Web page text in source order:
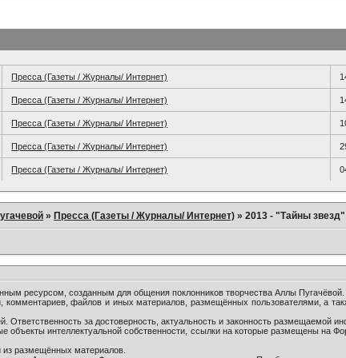
Пресса (Газеты / Журналы/ Интернет)
Пресса (Газеты / Журналы/ Интернет)
Пресса (Газеты / Журналы/ Интернет)
Пресса (Газеты / Журналы/ Интернет)
Пресса (Газеты / Журналы/ Интернет)
» Пресса (Газеты / Журналы/ Интернет) »2013 - "Тайны
ресурсом, созданным для общения поклонников творчества Аллы Пугачёвой.
файлов и иных материалов, размещённых пользователями, а
за достоверность, актуальность и законность размещаемой
объекты интеллектуальной собственности, ссылки на которые размещены на
из размещённых материалов.